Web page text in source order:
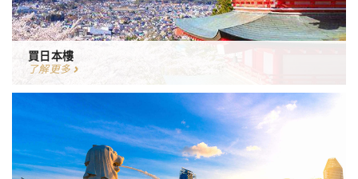
買日本樓
了解更多